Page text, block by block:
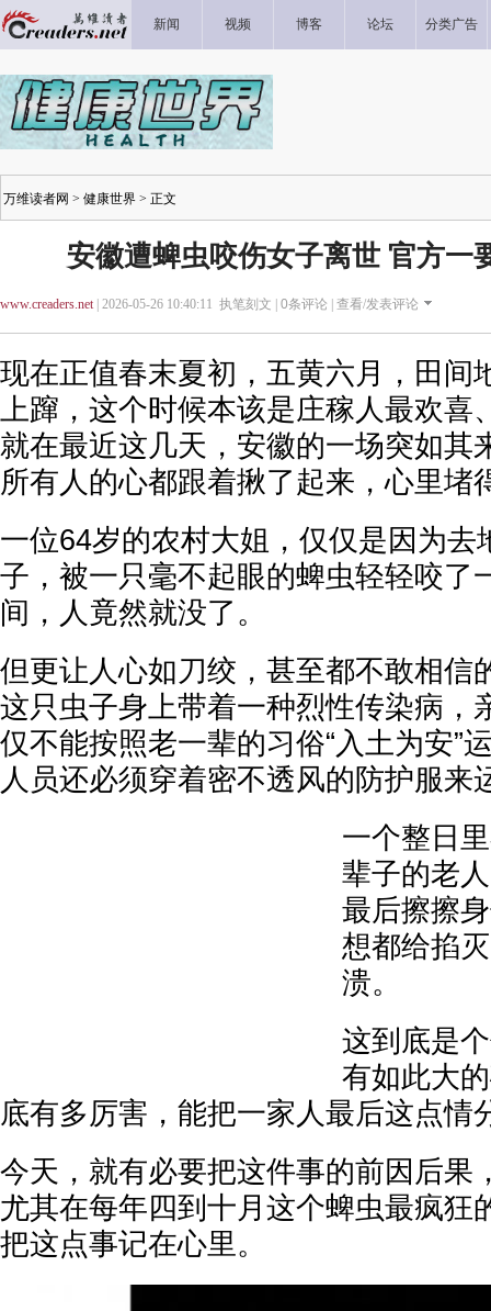
新闻 视频 博客 论坛 分类广告
万维读者网 > 健康世界 > 正文
安徽遭蜱虫咬伤女子离世 官方一
www.creaders.net| 2026-05-26 10:40:11 执笔刻文 | 0条评论 | 查看/发表评论
现在正值春末夏初，五黄六月，田间
上蹿，这个时候本该是庄稼人最欢喜
就在最近这几天，安徽的一场突如其
所有人的心都跟着揪了起来，心里堵
一位64岁的农村大姐，仅仅是因为去
子，被一只毫不起眼的蜱虫轻轻咬了
间，人竟然就没了。
但更让人心如刀绞，甚至都不敢相信
这只虫子身上带着一种烈性传染病，
仅不能按照老一辈的习俗“入土为安”
人员还必须穿着密不透风的防护服来
一个整日
辈子的老
最后擦擦
想都给掐
溃。
这到底是
有如此大
底有多厉害，能把一家人最后这点情
今天，就有必要把这件事的前因后果
尤其在每年四到十月这个蜱虫最疯狂
把这点事记在心里。